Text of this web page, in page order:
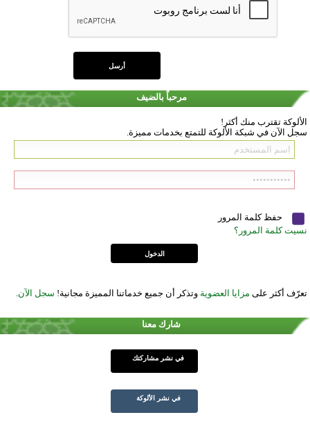
مرحباً بالضيف
الألوكة تقترب منك أكثر!
سجل الآن في شبكة الألوكة للتمتع بخدمات مميزة.
حفظ كلمة المرور
نسيت كلمة المرور؟
تعرّف أكثر على مزايا العضوية وتذكر أن جميع خدماتنا المميزة مجانية! سجل الآن.
شارك معنا
في نشر مشاركتك
في نشر الألوكة